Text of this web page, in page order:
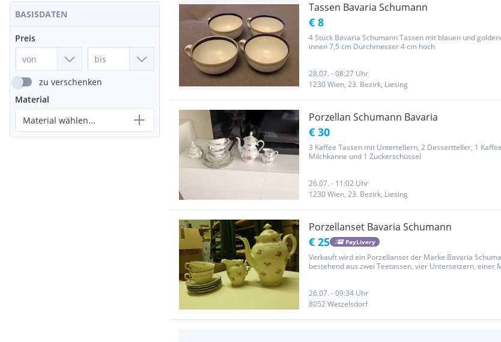
BASISDATEN
Preis
zu verschenken
Material
Material wählen...
Tassen Bavaria Schumann
€ 8
4 Stück Bavaria Schumann Tassen mit blauen und
innen 7,5 cm Durchmesser 4 cm hoch
28.07. - 08:27 Uhr
1230 Wien, 23. Bezirk, Liesing
Porzellan Schumann Bavaria
€ 30
3 Kaffee Tassen mit Untertellern, 2 Dessertteller, 1
Milchkanne und 1 Zuckerschüssel
26.07. - 11:02 Uhr
1230 Wien, 23. Bezirk, Liesing
Porzellanset Bavaria Schumann
€ 25 PayLivery
Verkauft wird ein Porzellanset der Marke Bavaria
bestehend aus zwei Teetassen, vier Untersetzern, einer
26.07. - 09:34 Uhr
8052 Wetzelsdorf